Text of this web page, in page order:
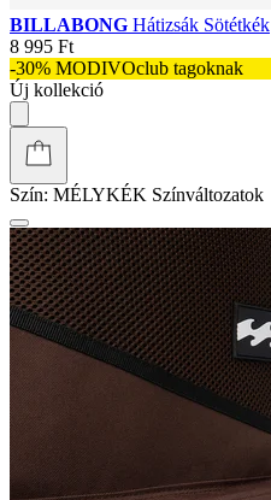
BILLABONG Hátizsák Sötétkék
8 995 Ft
-30% MODIVOclub tagoknak
Új kollekció
Szín: MÉLYKÉK Színváltozatok